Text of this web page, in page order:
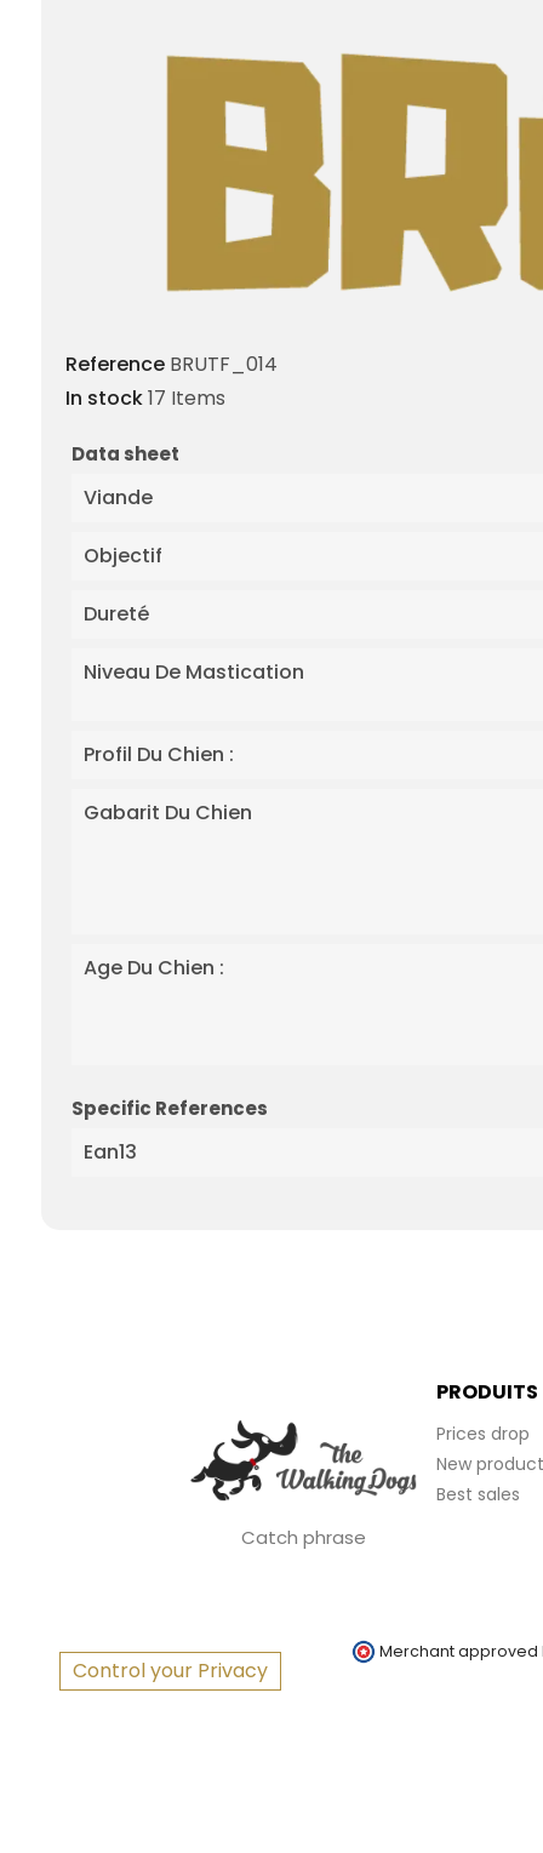
Reference BRUTF_014
In stock17 Items
Data sheet
Viande
Objectif
Dureté
Niveau De Mastication
Profil Du Chien :
Gabarit Du Chien
Age Du Chien :
Specific References
Ean13
Catch phrase
PRODUITS
Prices drop
New
Best sales
Control your Privacy
Merchant approved